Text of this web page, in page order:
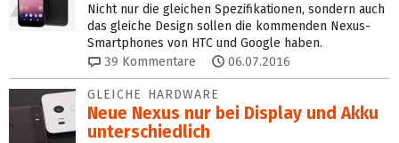
Nicht nur die gleichen Spezifikationen, sondern auch
das gleiche Design sollen die kommenden Nexus-
Smartphones von HTC und Google haben.
39 Kommentare 06.07.2016
GLEICHE HARDWARE
Neue Nexus nur bei Display und Akku
unterschiedlich